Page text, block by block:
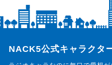
らじっと君
NACK5公式キャラクタ